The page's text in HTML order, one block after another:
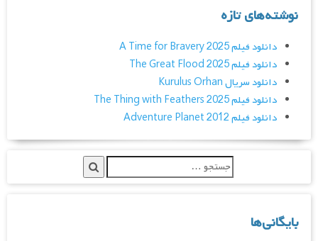
نوشته‌های تازه
دانلود فیلم A Time for Bravery 2025
دانلود فیلم The Great Flood 2025
دانلود سریال Kurulus Orhan
دانلود فیلم The Thing with Feathers 2025
دانلود فیلم Adventure Planet 2012
بایگانی‌ها